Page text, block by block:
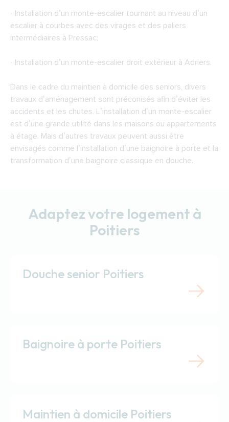
· Installation d’un monte-escalier tournant au niveau d’un
escalier à courbes avec des virages et des paliers
intermédiaires à Pressac;
· Installation d’un monte-escalier droit extérieur à Adriers.
Dans le cadre du maintien à domicile des seniors, divers
travaux d’aménagement sont préconisés afin d’éviter les
accidents et les chutes. L’installation d’un monte-escalier
est d’une grande utilité dans les maisons ou appartements
à étage. Mais d’autres travaux peuvent aussi être
envisagés comme l’installation d’une baignoire à porte et la
transformation d’une baignoire classique en douche.
Adaptez votre logement à
Poitiers
Douche senior Poitiers
Baignoire à porte Poitiers
Maintien à domicile Poitiers